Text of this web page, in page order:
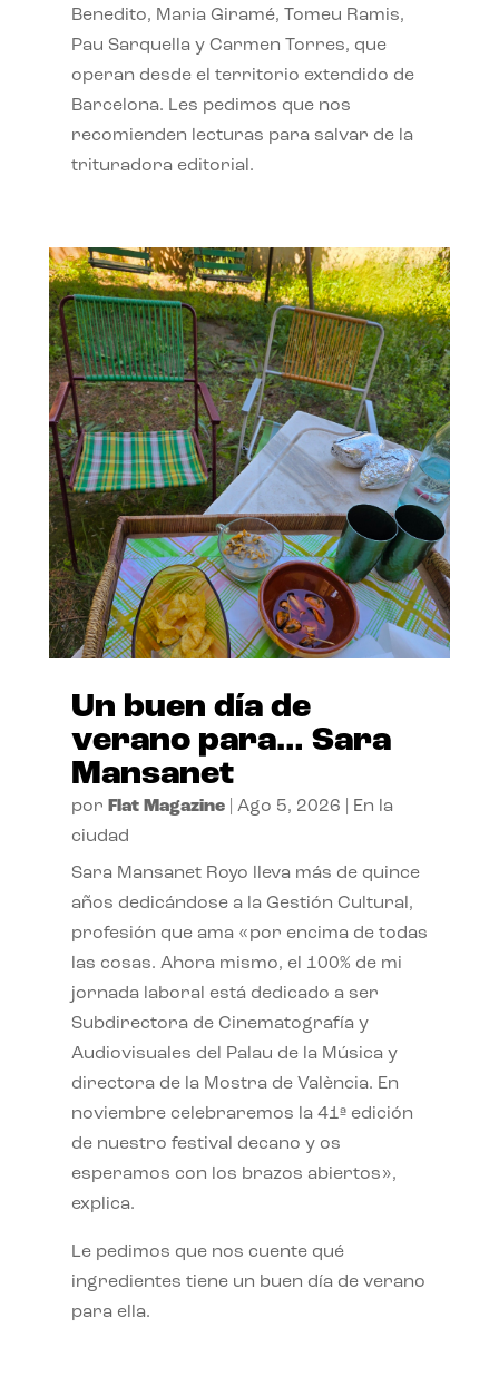
Benedito, Maria Giramé, Tomeu Ramis,
Pau Sarquella y Carmen Torres, que
operan desde el territorio extendido de
Barcelona. Les pedimos que nos
recomienden lecturas para salvar de la
trituradora editorial.
Un buen día de
verano para… Sara
Mansanet
por Flat Magazine| Ago 5, 2026
En la
ciudad
Sara Mansanet Royo lleva más de quince
años dedicándose a la Gestión Cultural,
profesión que ama «por encima de todas
las cosas. Ahora mismo, el 100% de mi
jornada laboral está dedicado a ser
Subdirectora de Cinematografía y
Audiovisuales del Palau de la Música y
directora de la Mostra de València. En
noviembre celebraremos la 41ª edición
de nuestro festival decano y os
esperamos con los brazos abiertos»,
explica.
Le pedimos que nos cuente qué
ingredientes tiene un buen día de verano
para ella.